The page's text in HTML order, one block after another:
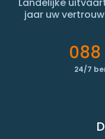
jaar uw
24/7